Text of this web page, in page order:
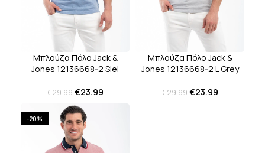
Μπλούζα Πόλο Jack &
Jones 12136668-2 Siel
€29.99 €23.99
Μπλούζα Πόλο Jack &
Jones 12136668-2 L Grey
€29.99 €23.99
-20%